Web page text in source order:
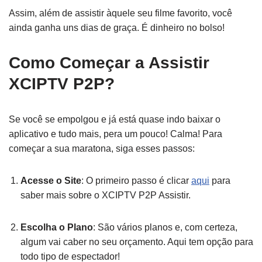
Assim, além de assistir àquele seu filme favorito, você
ainda ganha uns dias de graça. É dinheiro no bolso!
Como Começar a Assistir
XCIPTV P2P?
Se você se empolgou e já está quase indo baixar o
aplicativo e tudo mais, pera um pouco! Calma! Para
começar a sua maratona, siga esses passos:
Acesse o Site: O primeiro passo é clicar aqui para
saber mais sobre o XCIPTV P2P Assistir.
Escolha o Plano: São vários planos e, com certeza,
algum vai caber no seu orçamento. Aqui tem opção para
todo tipo de espectador!